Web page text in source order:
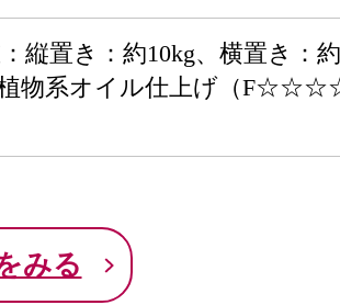
縦置き：約10kg、横置き：
植物系オイル仕上げ（
みる